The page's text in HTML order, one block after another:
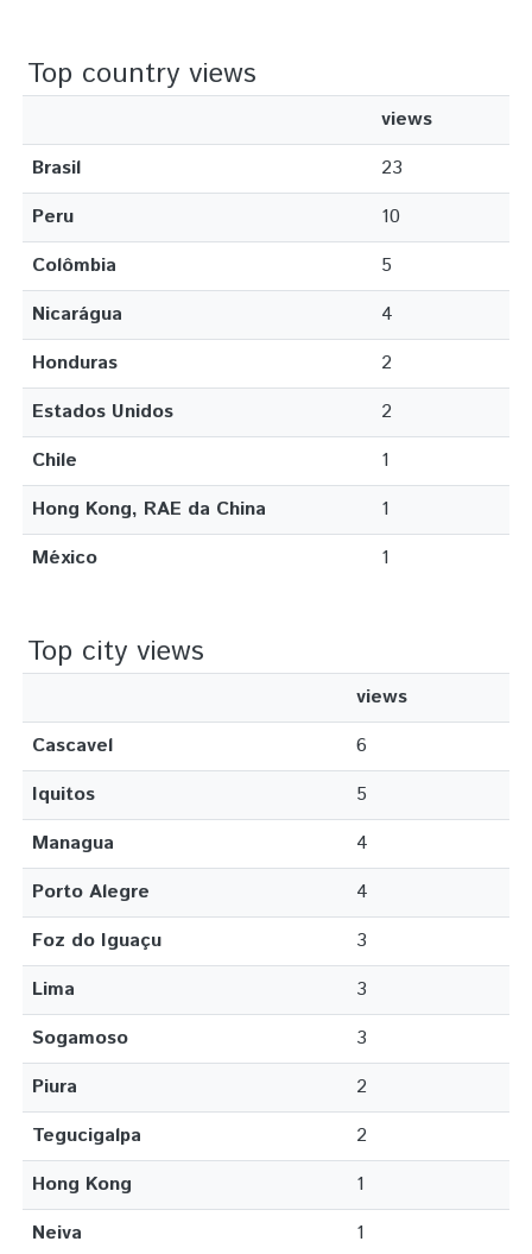
Top country views
views
Brasil
23
Peru
10
Colômbia
5
Nicarágua
4
Honduras
2
Estados Unidos
2
Chile
1
Hong Kong, RAE da China
1
México
1
Top city views
views
Cascavel
6
Iquitos
5
Managua
4
Porto Alegre
4
Foz do Iguaçu
3
Lima
3
Sogamoso
3
Piura
2
Tegucigalpa
2
Hong Kong
1
Neiva
1